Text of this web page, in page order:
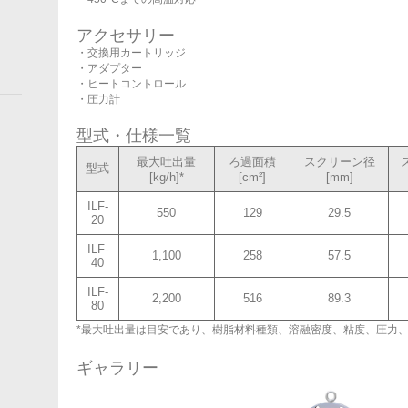
アクセサリー
・交換用カートリッジ
・アダプター
・ヒートコントロール
・圧力計
型式・仕様一覧
型式
最大吐出量
[kg/h]*
ろ過面積
[cm²]
スクリーン径
[mm]
ILF-
20
550 129 29.5
ILF-
40
1,100 258 57.5
ILF-
80
2,200 516 89.3
*最大吐出量は目安であり、樹脂材料種類、溶融密度、粘度、圧力
ギャラリー